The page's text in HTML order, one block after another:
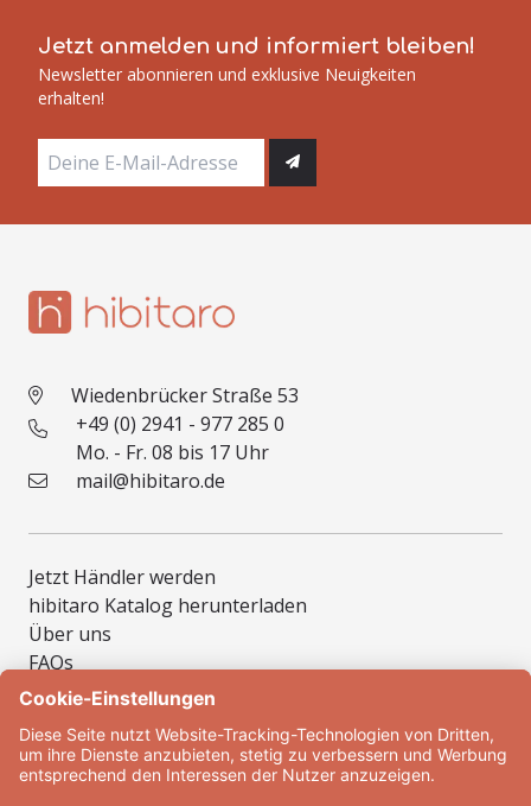
Jetzt anmelden und informiert bleiben!
Newsletter abonnieren und exklusive Neuigkeiten
erhalten!
Wiedenbrücker Straße 53
+49 (0) 2941 - 977 285 0
Mo. - Fr. 08 bis 17 Uhr
mail@hibitaro.de
Jetzt Händler werden
hibitaro Katalog herunterladen
Über uns
FAQs
Muster
Montage
Zum Konfigurator